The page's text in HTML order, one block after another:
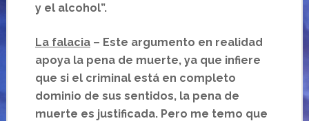
y el alcohol”.
La falacia– Este argumento en realidad
apoya la pena de muerte, ya que infiere
que si el criminal está en completo
dominio de sus sentidos, la pena de
muerte es justificada. Pero me temo que